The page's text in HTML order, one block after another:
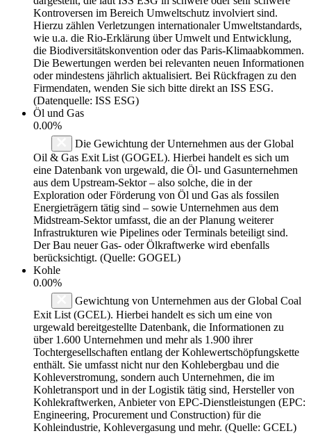
Kontroversen im Bereich Umweltschutz involviert sind.
Hierzu zählen Verletzungen internationaler Umweltstandards,
wie u.a. die Rio-Erklärung über Umwelt und Entwicklung,
die Biodiversitätskonvention oder das Paris-Klimaabkommen.
Die Bewertungen werden bei relevanten neuen Informationen
oder mindestens jährlich aktualisiert. Bei Rückfragen zu den
Firmendaten, wenden Sie sich bitte direkt an ISS ESG.
(Datenquelle: ISS ESG)
Öl und Gas
0.00%
Die Gewichtung der Unternehmen aus der Global
Oil & Gas Exit List (GOGEL). Hierbei handelt es sich um
eine Datenbank von urgewald, die Öl- und Gasunternehmen
aus dem Upstream-Sektor – also solche, die in der
Exploration oder Förderung von Öl und Gas als fossilen
Energieträgern tätig sind – sowie Unternehmen aus dem
Midstream-Sektor umfasst, die an der Planung weiterer
Infrastrukturen wie Pipelines oder Terminals beteiligt sind.
Der Bau neuer Gas- oder Ölkraftwerke wird ebenfalls
berücksichtigt. (Quelle: GOGEL)
Kohle
0.00%
Gewichtung von Unternehmen aus der Global Coal
Exit List (GCEL). Hierbei handelt es sich um eine von
urgewald bereitgestellte Datenbank, die Informationen zu
über 1.600 Unternehmen und mehr als 1.900 ihrer
Tochtergesellschaften entlang der Kohlewertschöpfungskette
enthält. Sie umfasst nicht nur den Kohlebergbau und die
Kohleverstromung, sondern auch Unternehmen, die im
Kohletransport und in der Logistik tätig sind, Hersteller von
Kohlekraftwerken, Anbieter von EPC-Dienstleistungen (EPC:
Engineering, Procurement und Construction) für die
Kohleindustrie, Kohlevergasung und mehr. (Quelle: GCEL)